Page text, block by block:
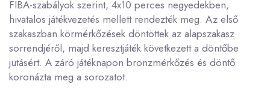
FIBA-szabályok szerint, 4x10 perces negyedekben,
hivatalos játékvezetés mellett rendezték meg. Az első
szakaszban körmérkőzések döntöttek az alapszakasz
sorrendjéről, majd keresztjáték következett a döntőbe
jutásért. A záró játéknapon bronzmérkőzés és döntő
koronázta meg a sorozatot.